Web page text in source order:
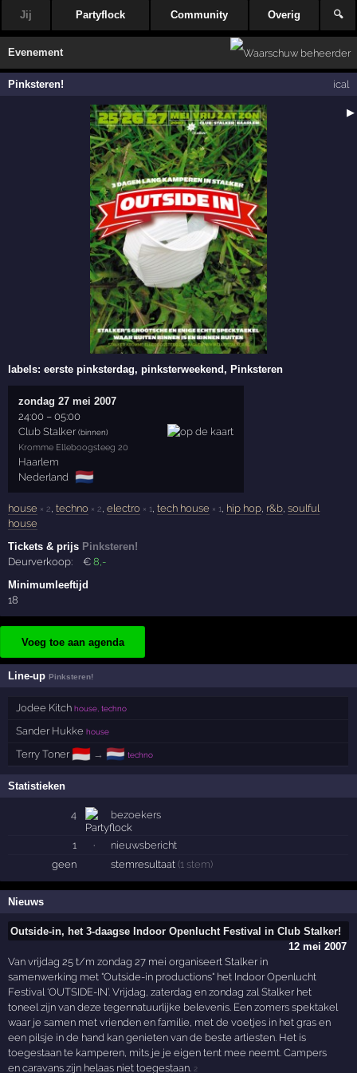
Jij Partyflock Community Overig 🔍
Evenement
Pinksteren! ical
▶
labels: eerste pinksterdag, pinksterweekend, Pinksteren
zondag 27 mei 2007
24:00 –05:00
Club Stalker (binnen)
Kromme Elleboogsteeg 20
Haarlem
Nederland
🇳🇱
house × 2 ,techno × 2 ,electro × 1 ,tech house × 1 hip hop r&b ,soulful
house
Tickets & prijs Pinksteren!
Deurverkoop:
€8,-
Minimumleeftijd
18
Voeg toe aan agenda
Line-upPinksteren!
Jodee Kitch house, techno
Sander Hukke house
Terry Toner 🇮🇩 → 🇳🇱 techno
Statistieken
4 bezoekers
1 ·
nieuwsbericht
geen
stemresultaat(1 stem)
Nieuws
Outside-in, het 3-daagse Indoor Openlucht Festival in Club Stalker!
12 mei 2007
Van vrijdag 25 t/m zondag 27 mei organiseert Stalker in
samenwerking met "Outside-in productions" het Indoor Openlucht
Festival ‘OUTSIDE-IN’. Vrijdag, zaterdag en zondag zal Stalker het
toneel zijn van deze tegennatuurlijke belevenis. Een zomers spektakel
waar je samen met vrienden en familie, met de voetjes in het gras en
een pilsje in de hand kan genieten van de beste artiesten. Het is
toegestaan te kamperen, mits je je eigen tent mee neemt. Campers
en caravans zijn helaas niet toegestaan. 2